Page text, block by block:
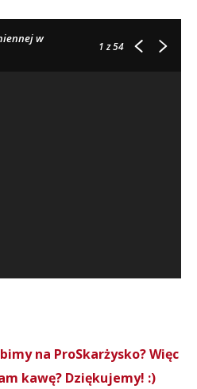
w
1z 54
na ProSkarżysko? Więc
kawę? Dziękujemy! :)